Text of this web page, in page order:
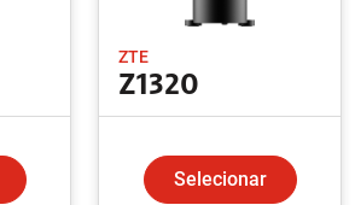
ZTE
Z1320
Selecionar